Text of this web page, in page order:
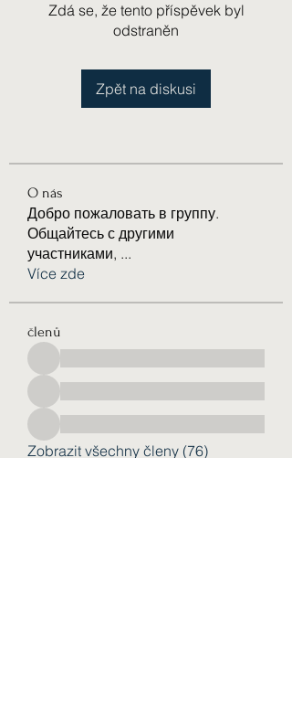
Zdá se, že tento příspěvek byl
odstraněn
Zpět na diskusi
O nás
Добро пожаловать в группу.
Общайтесь с другими
участниками, ...
Více zde
členů
Zobrazit všechny členy (76)